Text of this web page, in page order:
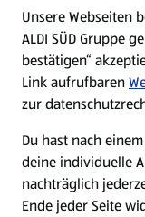
Impressum
Nutzungsbedingungen
Compliance |
Unsere Webseiten
ALDI SÜD Gruppe
bestätigen“
Link aufrufbaren
zur
Du hast nach
deine individuelle
nachträglich
Ende jeder Seite